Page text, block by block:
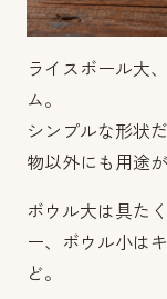
ライスボール大
ム。
シンプルな形状
物以外にも用途
ボウル大は具た
ー、ボウル小は
ど。